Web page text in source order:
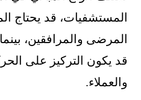
المستشفيات، قد يحتاج
المرضى والمرافقين،
قد يكون التركيز على
والعملاء.